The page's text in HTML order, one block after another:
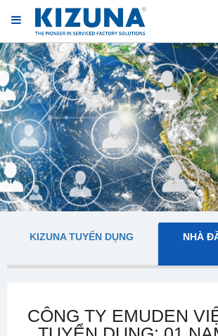
KIZUNA TUYỂN DỤNG
NHÀ
CÔNG TY EMUDEN